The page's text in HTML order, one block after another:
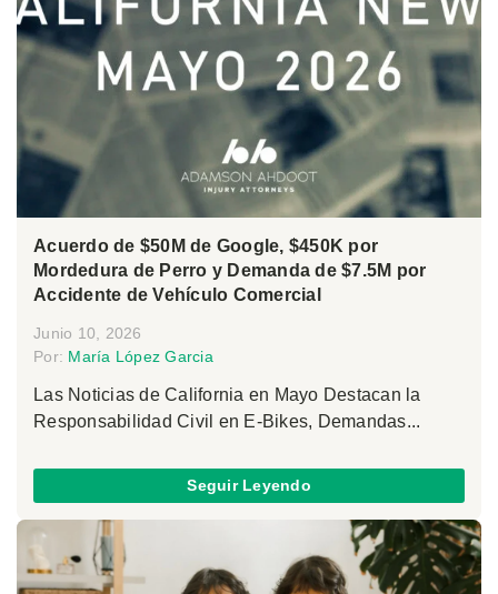
Acuerdo de $50M de Google, $450K por
Mordedura de Perro y Demanda de $7.5M por
Accidente de Vehículo Comercial
Junio 10, 2026
Por: María López Garcia
Las Noticias de California en Mayo Destacan la
Responsabilidad Civil en E-Bikes, Demandas...
Seguir Leyendo